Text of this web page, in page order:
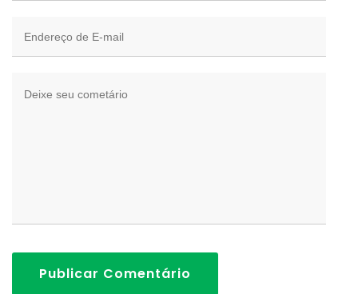
Publicar Comentário